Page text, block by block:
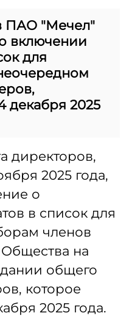
ПАО "Мечел"
включении
для
декабря 2025
директоров,
2025 года,
о
в список для
членов
на
общего
которое
2025 года.